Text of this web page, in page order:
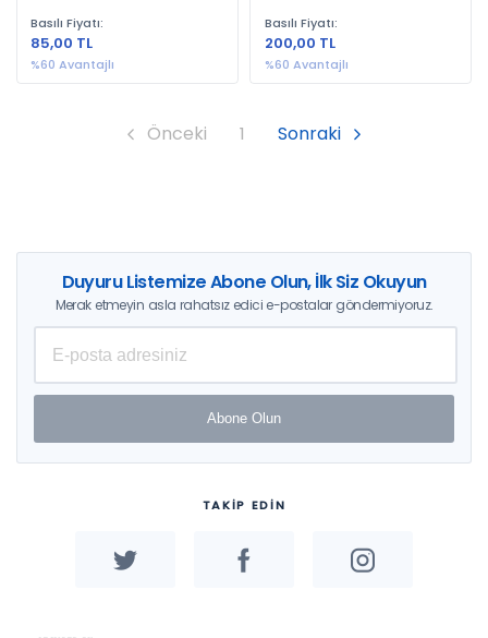
Basılı Fiyatı:
85,00 TL
%60 Avantajlı
Basılı Fiyatı:
200,00 TL
%60 Avantajlı
Önceki 1 Sonraki
Duyuru Listemize Abone Olun, İlk Siz Okuyun
Merak etmeyin asla rahatsız edici e-postalar göndermiyoruz.
Abone Olun
TAKİP EDİN